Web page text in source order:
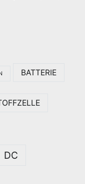
BATTERIE
DC